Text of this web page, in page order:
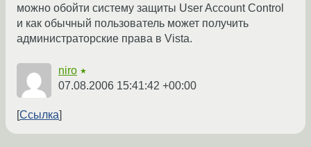
можно обойти систему защиты User Account Control
и как обычный пользователь может получить
администраторские права в Vista.
niro ★
07.08.2006 15:41:42 +00:00
Ссылка